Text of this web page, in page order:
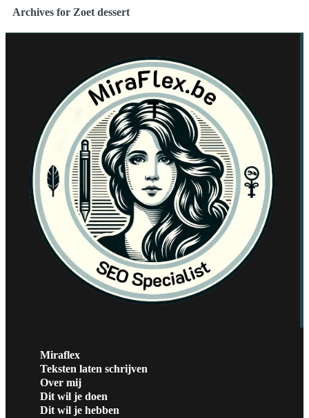
Archives for Zoet dessert
Miraflex
Teksten laten schrijven
Over mij
Dit wil je doen
Dit wil je hebben